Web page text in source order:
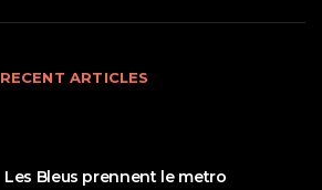
RECENT ARTICLES
Les Bleus prennent le metro